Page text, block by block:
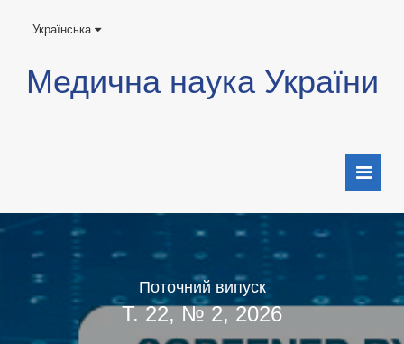
Українська
Медична наука України
Поточний випуск
Т. 22, № 2, 2026